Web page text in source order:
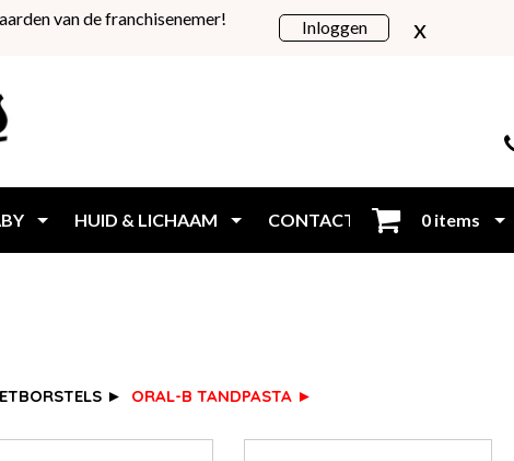
van de franchisenemer!
Inloggen x
HUID & LICHAAM CONTACT Inloggen
0 items
► ORAL-B TANDPASTA ►